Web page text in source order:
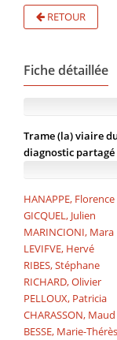
RETOUR
Fiche détaillée
Trame (la) viaire
diagnostic partagé
HANAPPE, Florence
GICQUEL, Julien
MARINCIONI, Mara
LEVIFVE, Hervé
RIBES, Stéphane
RICHARD, Olivier
PELLOUX, Patricia
CHARASSON, Maud
BESSE, Marie-